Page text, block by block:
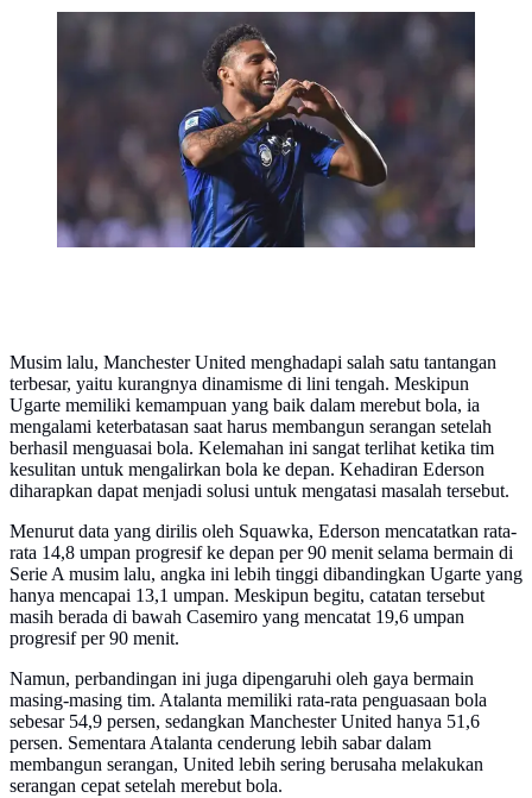
Liverpool telah menyadari kemampuan Ederson ketika
Atalanta mengalahkan The Reds di Liga Europa. Saat
ini, Ederson terikat kontrak dengan Atalanta hingga
Musim lalu, Manchester United menghadapi salah satu tantangan
terbesar, yaitu kurangnya dinamisme di lini tengah. Meskipun
Ugarte memiliki kemampuan yang baik dalam merebut bola, ia
mengalami keterbatasan saat harus membangun serangan setelah
berhasil menguasai bola. Kelemahan ini sangat terlihat ketika tim
kesulitan untuk mengalirkan bola ke depan. Kehadiran Ederson
diharapkan dapat menjadi solusi untuk mengatasi masalah tersebut.
Menurut data yang dirilis oleh Squawka, Ederson mencatatkan rata-
rata 14,8 umpan progresif ke depan per 90 menit selama bermain di
Serie A musim lalu, angka ini lebih tinggi dibandingkan Ugarte yang
hanya mencapai 13,1 umpan. Meskipun begitu, catatan tersebut
masih berada di bawah Casemiro yang mencatat 19,6 umpan
progresif per 90 menit.
Namun, perbandingan ini juga dipengaruhi oleh gaya bermain
masing-masing tim. Atalanta memiliki rata-rata penguasaan bola
sebesar 54,9 persen, sedangkan Manchester United hanya 51,6
persen. Sementara Atalanta cenderung lebih sabar dalam
membangun serangan, United lebih sering berusaha melakukan
serangan cepat setelah merebut bola.